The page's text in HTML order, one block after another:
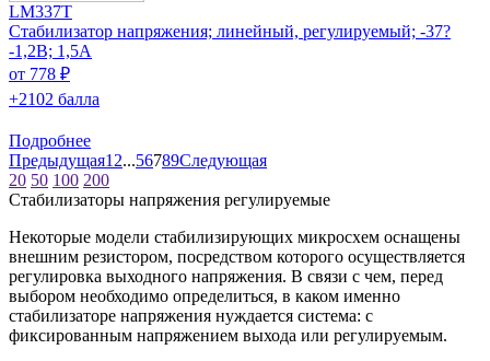
LM337T
Стабилизатор напряжения; линейный, регулируемый; -37?
-1,2В; 1,5А
от 778 ₽
+2102 балла
Подробнее
Предыдущая1 2...56789Следующая
20 50 100 200
Стабилизаторы напряжения регулируемые
Некоторые модели стабилизирующих микросхем оснащены
внешним резистором, посредством которого осуществляется
регулировка выходного напряжения. В связи с чем, перед
выбором необходимо определиться, в каком именно
стабилизаторе напряжения нуждается система: с
фиксированным напряжением выхода или регулируемым.